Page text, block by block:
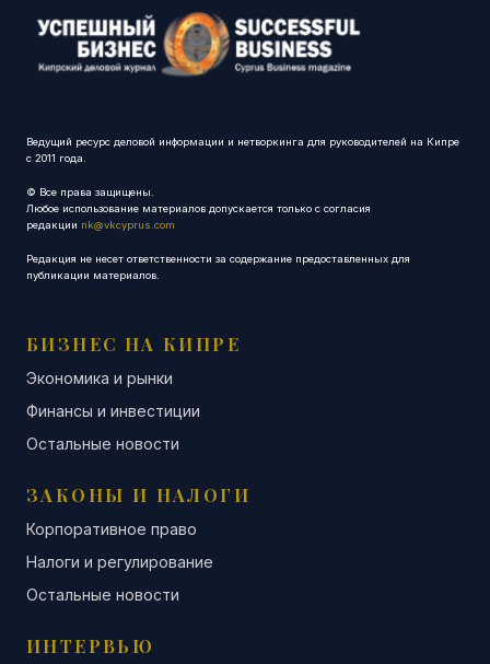
Ведущий ресурс деловой информации и нетворкинга для руководителей на Кипре
с 2011 года.
© Все права защищены.
Любое использование материалов допускается только с согласия
редакции nk@vkcyprus.com
Редакция не несет ответственности за содержание предоставленных для
публикации материалов.
БИЗНЕС НА КИПРЕ
Экономика и рынки
Финансы и инвестиции
Остальные новости
ЗАКОНЫ И НАЛОГИ
Корпоративное право
Налоги и регулирование
Остальные новости
ИНТЕРВЬЮ